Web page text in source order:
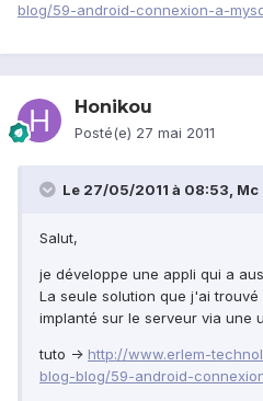
blog/59-android-connexion-a-
Honikou
Posté(e) 27 mai 2011
Le 27/05/2011 à 08:53, Mc
Salut,
je développe une appli qui a
La seule solution que j'ai
implanté sur le serveur via une
tuto -> http://www.erlem-
blog-blog/59-android-